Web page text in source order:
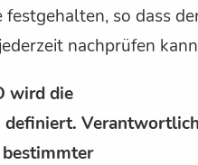
so dass
nachprüfen
wird die
definiert.